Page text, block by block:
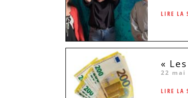
LIRE LA
«
22 mai
LIRE LA